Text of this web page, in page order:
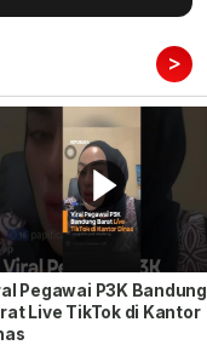
>
Pegawai P3K Bandung
Live TikTok di Kantor